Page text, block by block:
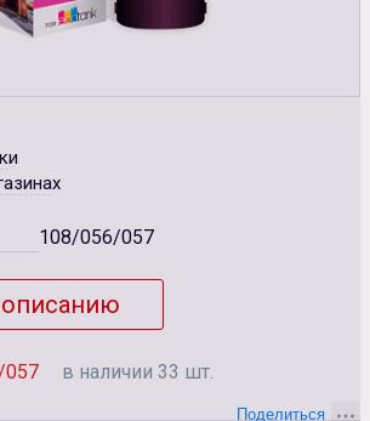
108/056/057
описанию
057 в наличии 33 шт.